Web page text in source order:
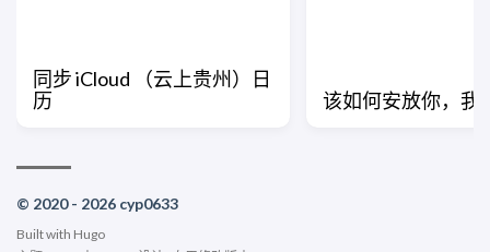
同步 iCloud （云上贵州）日
历
该如何安放你，我
© 2020 - 2026 cyp0633
Built with Hugo